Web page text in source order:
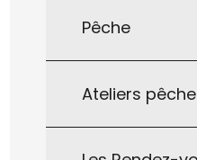
Pêche
Ateliers
à Gourdon